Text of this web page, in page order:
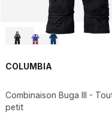
COLUMBIA
Combinaison Buga III -
petit